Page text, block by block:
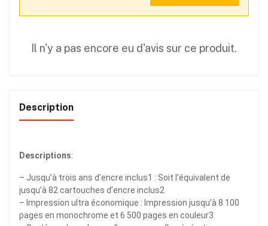
Il n'y a pas encore eu d'avis sur ce produit.
Description
Descriptions:
– Jusqu’à trois ans d’encre inclus1 : Soit l’équivalent de
jusqu’à 82 cartouches d’encre inclus2
– Impression ultra économique : Impression jusqu’à 8 100
pages en monochrome et 6 500 pages en couleur3